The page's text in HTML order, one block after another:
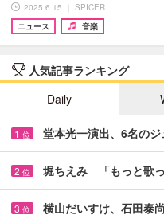
2025.6.15 ｜ SPICER
ニュース
音楽
人気記事ランキング
Daily
1 位 堂本光一演出、6名の
2 位 堀ちえみ 「もっと歌
3 位 横山だいすけ、石田泰